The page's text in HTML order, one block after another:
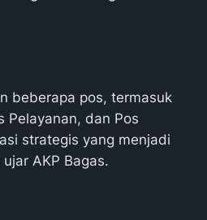
beberapa pos, termasuk
Pelayanan, dan Pos
strategis yang menjadi
AKP Bagas.